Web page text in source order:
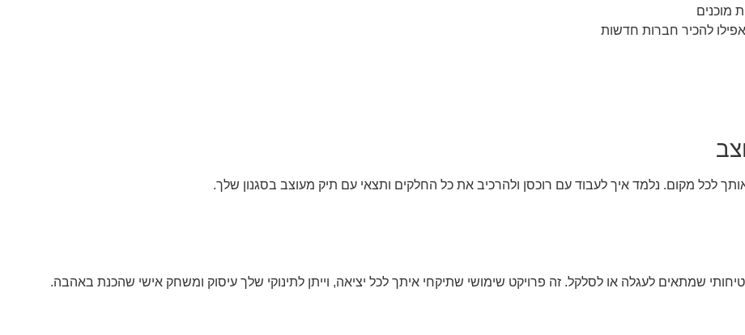
מוכנים
להכיר חברות חדשות
אותך לכל מקום. נלמד איך לעבוד עם רוכסן ולהרכיב את כל החלקים ותצאי עם תיק מעוצב בסגנון שלך.
שמתאים לעגלה או לסלקל. זה פרויקט שימושי שתיקחי איתך לכל יציאה, וייתן לתינוקי שלך עיסוק ומשחק אישי שהכנת באהבה.